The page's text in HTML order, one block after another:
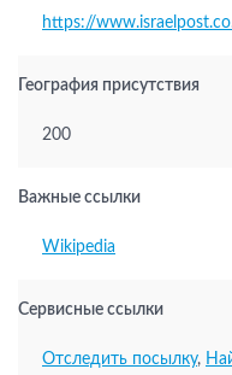
https://
География присутствия
200
Важные ссылки
Wikipedia
Сервисные ссылки
Отследить посылку,